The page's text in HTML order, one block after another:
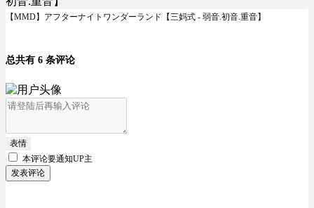
【MMD】アフターナイトワンダーランド【三妈式 - 弱音.初音.重音】
总共有 6 条评论
表情
本评论要通知UP主
发表评论